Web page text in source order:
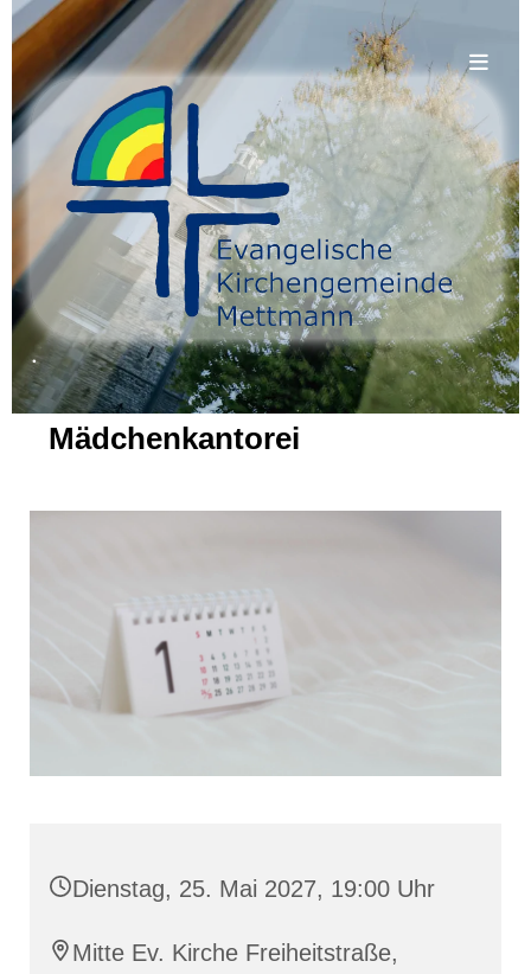
.
Mädchenkantorei
Dienstag, 25. Mai 2027, 19:00 Uhr
Mitte Ev. Kirche Freiheitstraße,